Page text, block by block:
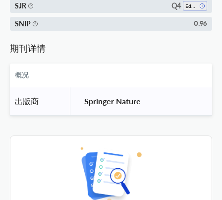
SJR Q4
SNIP 0.96
期刊详情
概况
出版商 Springer Nature